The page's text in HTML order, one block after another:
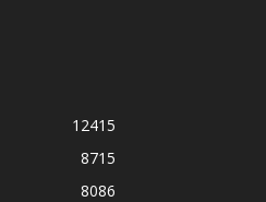
12415
8715
8086